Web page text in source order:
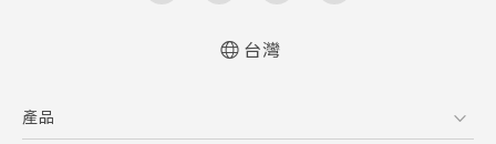
台灣
產品